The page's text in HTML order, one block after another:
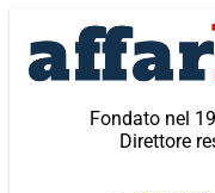
contenuto
Fondato nel
Direttore